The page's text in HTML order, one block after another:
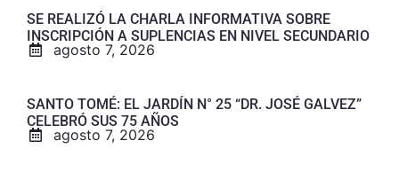
SE REALIZÓ LA CHARLA INFORMATIVA SOBRE
INSCRIPCIÓN A SUPLENCIAS EN NIVEL SECUNDARIO
agosto 7, 2026
SANTO TOMÉ: EL JARDÍN N° 25 “DR. JOSÉ GALVEZ”
CELEBRÓ SUS 75 AÑOS
agosto 7, 2026